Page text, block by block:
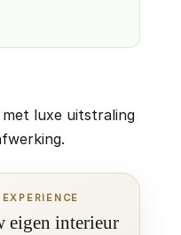
luxe uitstraling
interieur